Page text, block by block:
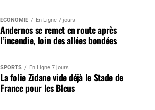
ÉCONOMIE En Ligne 7 jours
Andernos se remet en route après
l’incendie, loin des allées bondées
SPORTS En Ligne 7 jours
La folie Zidane vide déjà le Stade de
France pour les Bleus